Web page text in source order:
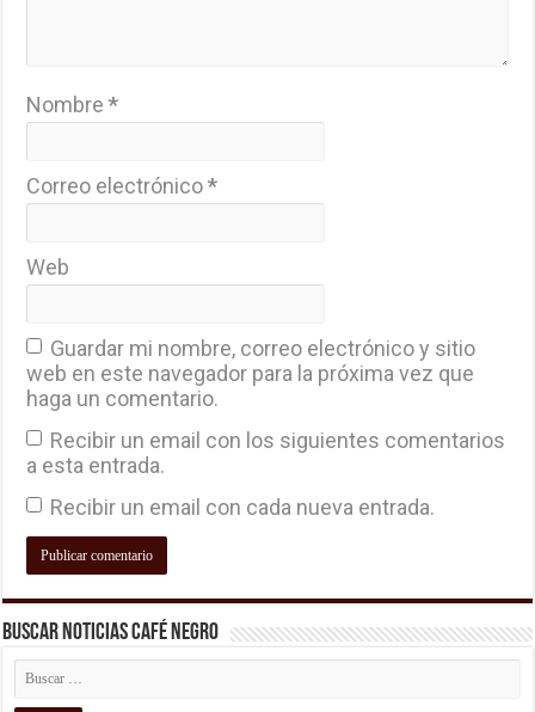
Nombre*
Correo electrónico*
Web
Guardar mi nombre, correo electrónico y sitio
web en este navegador para la próxima vez que
haga un comentario.
Recibir un email con los siguientes comentarios
a esta entrada.
Recibir un email con cada nueva entrada.
Buscar Noticias Café Negro